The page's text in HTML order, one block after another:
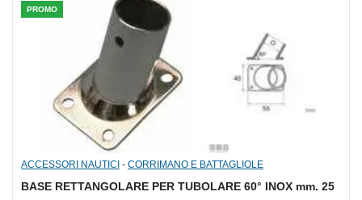
PROMO
ACCESSORI NAUTICI - CORRIMANO E BATTAGLIOLE
BASE RETTANGOLARE PER TUBOLARE 60° INOX mm. 25